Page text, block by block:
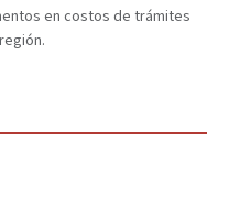
en costos de trámites